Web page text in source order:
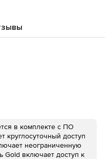
в комплекте с ПО
круглосуточный доступ
неограниченную
Gold включает доступ к